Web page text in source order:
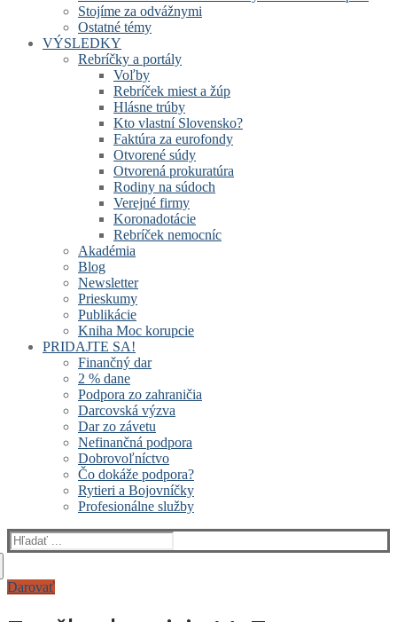
Stojíme za odvážnymi
Ostatné témy
VÝSLEDKY
Rebríčky a portály
Voľby
Rebríček miest a žúp
Hlásne trúby
Kto vlastní Slovensko?
Faktúra za eurofondy
Otvorené súdy
Otvorená prokuratúra
Rodiny na súdoch
Verejné firmy
Koronadotácie
Rebríček nemocníc
Akadémia
Blog
Newsletter
Prieskumy
Publikácie
Kniha Moc korupcie
PRIDAJTE SA!
Finančný dar
2 % dane
Podpora zo zahraničia
Darcovská výzva
Dar zo závetu
Nefinančná podpora
Dobrovoľníctvo
Čo dokáže podpora?
Rytieri a Bojovníčky
Profesionálne služby
Hľadať:
Darovať